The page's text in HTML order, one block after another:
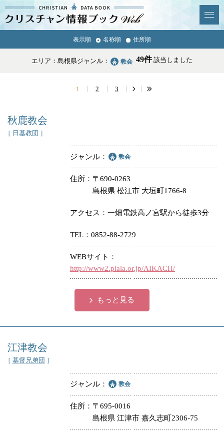
情報ブックとは
News & Topics
学校・幼稚園・神学校
医療・福祉
お店・企業・その他
表示順 名称順 住所順
エリア：島根県ジャンル： 教会 49件該当しました
1 2 3
秋鹿教会
［ 日基教団 ］
ジャンル 教会
住所
〒690-0263
島根県 松江市 大垣町1766-8
アクセス 一畑電鉄高ノ宮駅から徒歩3分
TEL 0852-88-2729
WEBサイト
http://www2.plala.or.jp/AIKACH/
もっと見る
江津教会
［ 基督兄弟団 ］
ジャンル 教会
住所
〒695-0016
島根県 江津市 嘉久志町2306-75